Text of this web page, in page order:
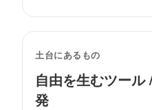
土台にあるもの
自由を生むツー
発